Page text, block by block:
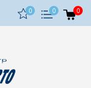
0 0 0